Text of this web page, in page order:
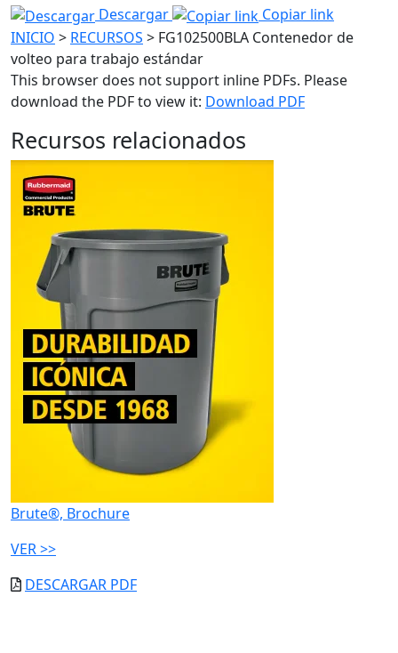
Descargar
Copiar link
INICIO > RECURSOS > FG102500BLA Contenedor de
volteo para trabajo estándar
This browser does not support inline PDFs. Please
download the PDF to view it: Download PDF
Recursos relacionados
Brute®, Brochure
VER >>
DESCARGAR PDF